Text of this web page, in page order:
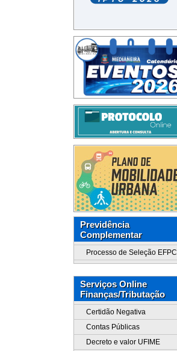
Previdência
Complementar
Processo de Seleção EFPC
Serviços Online
Finanças/Tributação
Certidão Negativa
Contas Públicas
Decreto e valor UFIME